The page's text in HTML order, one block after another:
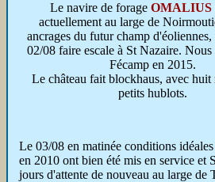
Le navire de forageOMALIUS
actuellement au large de
ancrages du futur champ
02/08 faire escale à St Nazaire.
Fécamp en 2015.
Le château fait blockhaus, avec huit
petits hublots.
Le 03/08 en matinée conditions
en 2010 ont bien été mis en service et
jours d'attente de nouveau au large de